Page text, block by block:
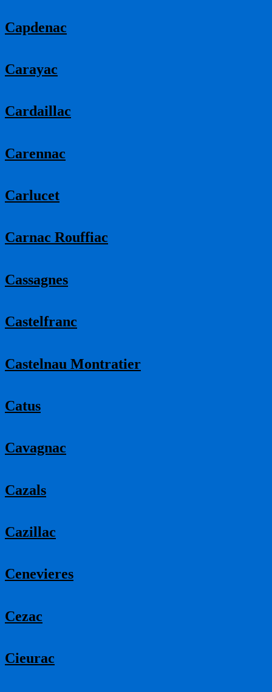
Capdenac
Carayac
Cardaillac
Carennac
Carlucet
Carnac Rouffiac
Cassagnes
Castelfranc
Castelnau Montratier
Catus
Cavagnac
Cazals
Cazillac
Cenevieres
Cezac
Cieurac